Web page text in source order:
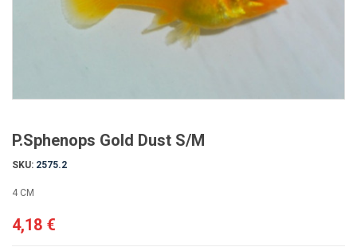
P.Sphenops Gold Dust S/M
SKU: 2575.2
4 CM
4,18 €